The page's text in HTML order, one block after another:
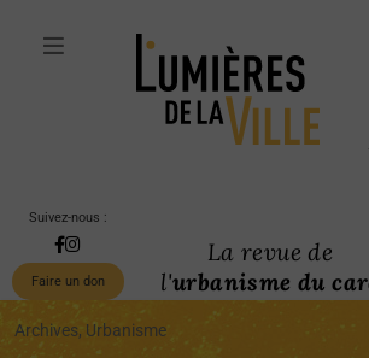
Suivez-nous :
Faire un don
La revue de
l'urbanisme du
Archives, Urbanisme